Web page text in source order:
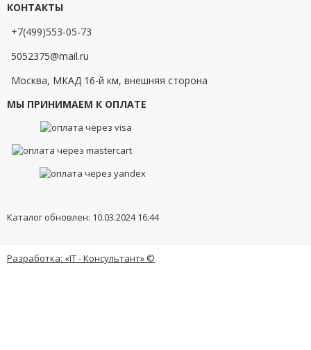
КОНТАКТЫ
+7(499)553-05-73
5052375@mail.ru
Москва, МКАД 16-й км, внешняя сторона
МЫ ПРИНИМАЕМ К ОПЛАТЕ
Каталог обновлен: 10.03.2024 16:44
Разработка: «IT - Консультант» ©